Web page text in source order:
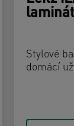
Stylové
domácí